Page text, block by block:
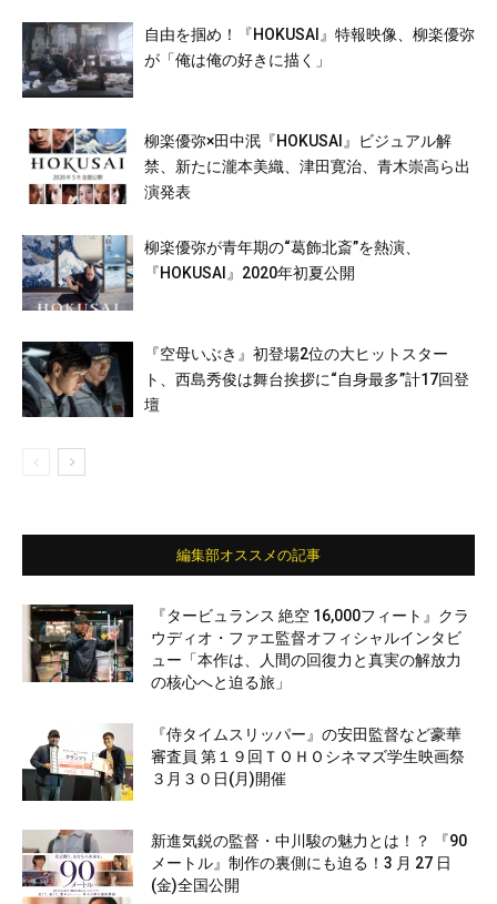
自由を掴め！『HOKUSAI』特報映像、柳楽優弥
が「俺は俺の好きに描く」
柳楽優弥×田中泯『HOKUSAI』ビジュアル解
禁、新たに瀧本美織、津田寛治、青木崇高ら出
演発表
柳楽優弥が青年期の“葛飾北斎”を熱演、
『HOKUSAI』2020年初夏公開
『空母いぶき』初登場2位の大ヒットスター
ト、西島秀俊は舞台挨拶に“自身最多”計17回登
壇
編集部オススメの記事
『タービュランス 絶空 16,000フィート』クラ
ウディオ・ファエ監督オフィシャルインタビ
ュー「本作は、人間の回復力と真実の解放力
の核心へと迫る旅」
『侍タイムスリッパー』の安田監督など豪華
審査員 第１９回ＴＯＨＯシネマズ学生映画祭
３月３０日(月)開催
新進気鋭の監督・中川駿の魅力とは！？ 『90
メートル』制作の裏側にも迫る！3 月 27 日
(金)全国公開